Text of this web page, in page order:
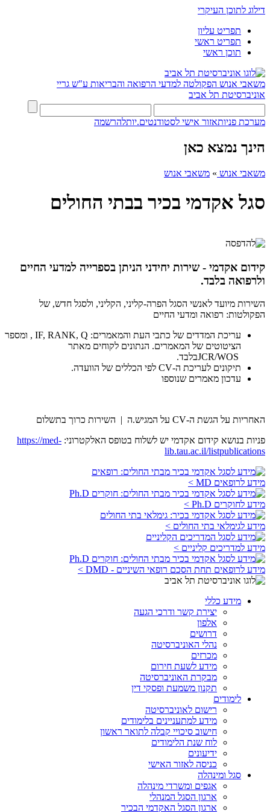
דילוג לתוכן העיקרי
תפריט עליון
תפריט ראשי
תוכן ראשי
משאבי אנוש הפקולטה למדעי הרפואה והבריאות ע"ש גריי
אוניברסיטת תל אביב
מערכת פניותאזור אישי לסטודנטים.יותלהרשמה
הינך נמצא כאן
משאבי אנוש » משאבי אנוש
סגל אקדמי בכיר בבתי החולים
קידום אקדמי - שירות יחידני הניתן בספרייה למדעי החיים
ולרפואה בלבד.
השירות מיועד לאנשי הסגל הפרה-קליני, הקליני, ולסגל חדש, של
הפקולטות: רפואה ומדעי החיים
עריכת המדדים של כתבי העת והמאמרים: IF, RANK, Q , ומספר
הציטוטים של המאמרים. הנתונים לקוחים מאתר
תיקונים לעריכת ה-CV לפי הכללים של הוועדה.
עדכון מאמרים שנוספו
האחריות על הגשת ה-CV על המגיש.ה | השירות כרוך בתשלום
פניות בנושא קידום אקדמי יש לשלוח בטופס האלקטרוני: https://med-
lib.tau.ac.il/listpublications
מידע לרופאים MD >
מידע לחוקרים Ph.D >
מידע לגימלאי בתי החולים >
מידע למדריכים קליניים >
מידע לרופאים תחת הסכם רופאי השיניים - DMD >
מידע כללי
יצירת קשר ודרכי הגעה
אלפון
דרושים
נהלי האוניברסיטה
מכרזים
מידע לשעת חירום
מבקרת האוניברסיטה
תקנון משמעת ופסקי דין
לימודים
רישום לאוניברסיטה
מידע למתעניינים בלימודים
חישוב סיכויי קבלה לתואר ראשון
לוח שנת הלימודים
ידיעונים
כניסה לאזור האישי
סגל ומינהלה
אגפים ומשרדי מינהלה
ארגון הסגל המנהלי
ארגון הסגל האקדמי הבכיר